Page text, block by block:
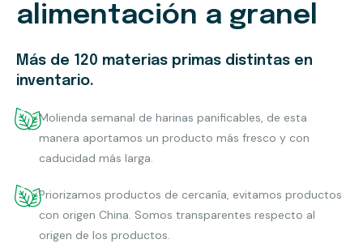
alimentación a granel
Más de 120 materias primas distintas en
inventario.
Molienda semanal de harinas panificables, de esta
manera aportamos un producto más fresco y con
caducidad más larga.
Priorizamos productos de cercanía, evitamos productos
con origen China. Somos transparentes respecto al
origen de los productos.